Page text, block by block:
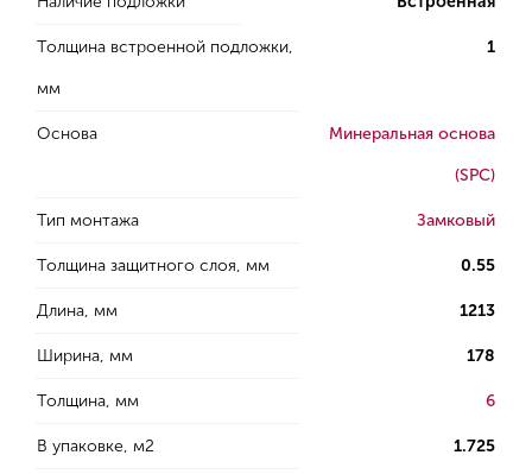
Толщина встроенной подложки,
мм
1
Основа Минеральная основа
(SPC)
Тип монтажа Замковый
Толщина защитного слоя, мм 0.55
Длина, мм 1213
Ширина, мм 178
Толщина, мм 6
В упаковке, м2 1.725